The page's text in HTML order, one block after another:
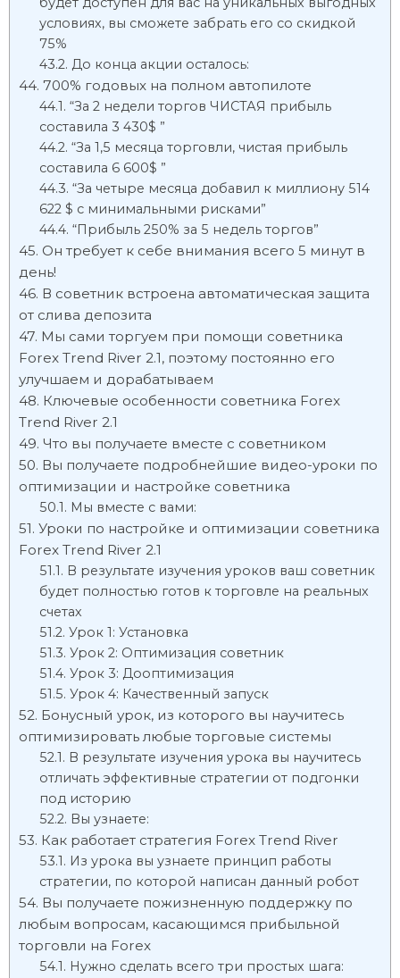
условиях, вы сможете забрать его со скидкой
75%
До конца акции осталось:
700% годовых на полном автопилоте
“За 2 недели торгов ЧИСТАЯ прибыль
составила 3 430$ ”
“За 1,5 месяца торговли, чистая прибыль
составила 6 600$ ”
“За четыре месяца добавил к миллиону 514
622 $ с минимальными рисками”
“Прибыль 250% за 5 недель торгов”
Он требует к себе внимания всего 5 минут в
день!
В советник встроена автоматическая защита
от слива депозита
Мы сами торгуем при помощи советника
Forex Trend River 2.1, поэтому постоянно его
улучшаем и дорабатываем
Ключевые особенности советника Forex
Trend River 2.1
Что вы получаете вместе с советником
Вы получаете подробнейшие видео-уроки по
оптимизации и настройке советника
Мы вместе с вами:
Уроки по настройке и оптимизации советника
Forex Trend River 2.1
В результате изучения уроков ваш советник
будет полностью готов к торговле на реальных
счетах
Урок 1: Установка
Урок 2: Оптимизация советник
Урок 3: Дооптимизация
Урок 4: Качественный запуск
Бонусный урок, из которого вы научитесь
оптимизировать любые торговые системы
В результате изучения урока вы научитесь
отличать эффективные стратегии от подгонки
под историю
Вы узнаете:
Как работает стратегия Forex Trend River
Из урока вы узнаете принцип работы
стратегии, по которой написан данный робот
Вы получаете пожизненную поддержку по
любым вопросам, касающимся прибыльной
торговли на Forex
Нужно сделать всего три простых шага: